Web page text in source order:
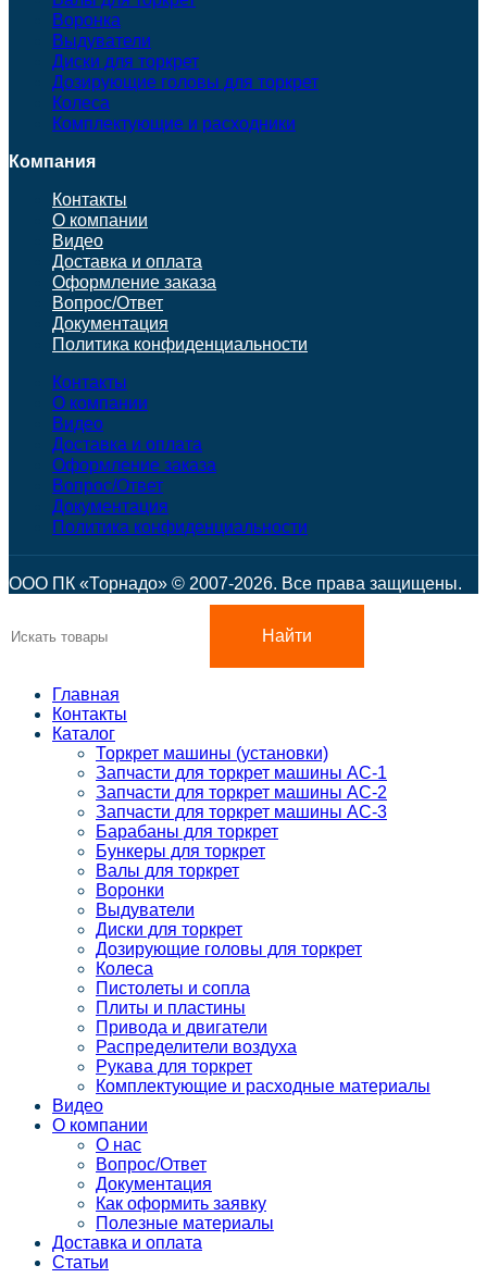
Воронка
Выдуватели
Диски для торкрет
Дозирующие головы для торкрет
Колеса
Комплектующие и расходники
Компания
Контакты
О компании
Видео
Доставка и оплата
Оформление заказа
Вопрос/Ответ
Документация
Политика конфиденциальности
Контакты
О компании
Видео
Доставка и оплата
Оформление заказа
Вопрос/Ответ
Документация
Политика конфиденциальности
ООО ПК «Торнадо» © 2007-2026. Все права защищены.
Найти
Главная
Контакты
Каталог
Торкрет машины (установки)
Запчасти для торкрет машины АС-1
Запчасти для торкрет машины АС-2
Запчасти для торкрет машины АС-3
Барабаны для торкрет
Бункеры для торкрет
Валы для торкрет
Воронки
Выдуватели
Диски для торкрет
Дозирующие головы для торкрет
Колеса
Пистолеты и сопла
Плиты и пластины
Привода и двигатели
Распределители воздуха
Рукава для торкрет
Комплектующие и расходные материалы
Видео
О компании
О нас
Вопрос/Ответ
Документация
Как оформить заявку
Полезные материалы
Доставка и оплата
Статьи